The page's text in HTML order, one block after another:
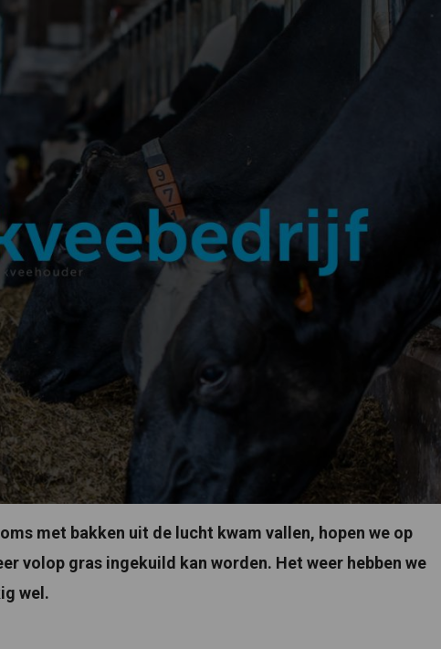
met bakken uit de lucht kwam vallen, hopen we op
volop gras ingekuild kan worden. Het weer hebben we
wel.